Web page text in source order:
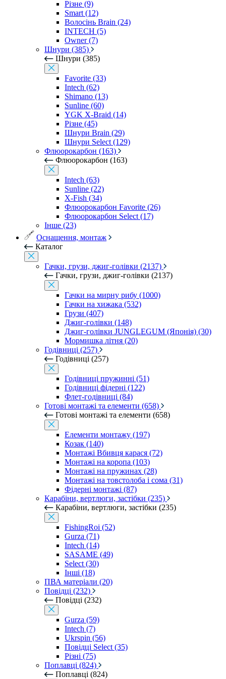
Різне (9)
Smart (12)
Волосінь Brain (24)
INTECH (5)
Owner (7)
Шнури (385)
Шнури (385)
Favorite (33)
Intech (62)
Shimano (13)
Sunline (60)
YGK X-Braid (14)
Різне (45)
Шнури Brain (29)
Шнури Select (129)
Флюорокарбон (163)
Флюорокарбон (163)
Intech (63)
Sunline (22)
X-Fish (34)
Флюорокарбон Favorite (26)
Флюорокарбон Select (17)
Інше (23)
Оснащення, монтаж
Каталог
Гачки, грузи, джиг-голівки (2137)
Гачки, грузи, джиг-голівки (2137)
Гачки на мирну рибу (1000)
Гачки на хижака (532)
Грузи (407)
Джиг-голівки (148)
Джиг-голівки JUNGLEGUM (Японія) (30)
Мормишка літня (20)
Годівниці (257)
Годівниці (257)
Годівниці пружинні (51)
Годівниці фідерні (122)
Флет-годівниці (84)
Готові монтажі та елементи (658)
Готові монтажі та елементи (658)
Елементи монтажу (197)
Козак (140)
Монтажі Вбивця карася (72)
Монтажі на коропа (103)
Монтажі на пружинах (28)
Монтажі на товстолоба і сома (31)
Фідерні монтажі (87)
Карабіни, вертлюги, застібки (235)
Карабіни, вертлюги, застібки (235)
FishingRoi (52)
Gurza (71)
Intech (14)
SASAME (49)
Select (30)
Інші (18)
ПВА матеріали (20)
Повідці (232)
Повідці (232)
Gurza (59)
Intech (7)
Ukrspin (56)
Повідці Select (35)
Різні (75)
Поплавці (824)
Поплавці (824)